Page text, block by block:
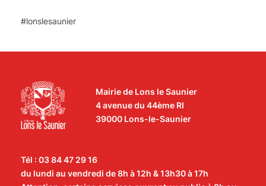
#lonslesaunier
Mairie de Lons le Saunier
4 avenue du 44ème RI
39000 Lons-le-Saunier
Tél : 03 84 47 29 16
du lundi au vendredi de 8h à 12h & 13h30 à 17h